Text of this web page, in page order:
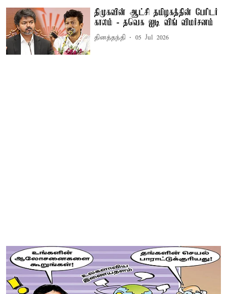
திமுகவின் ஆட்சி தமிழகத்தின் பேரிடர்
காலம் - தவெக ஐடி விங் விமர்சனம்
தினத்தந்தி 05 Jul 2026